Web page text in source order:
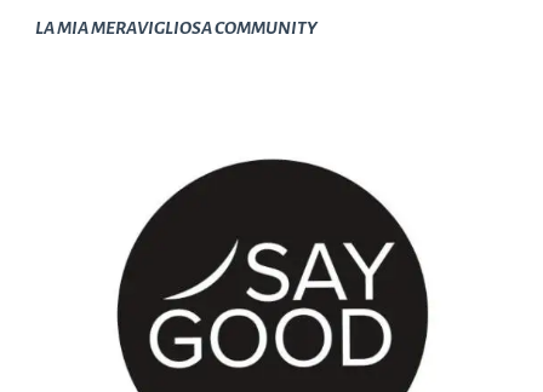
LA MIA MERAVIGLIOSA COMMUNITY